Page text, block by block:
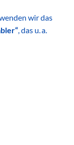
wir das
, das u. a.